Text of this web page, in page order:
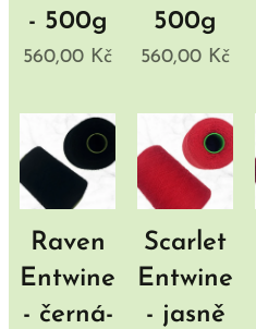
- 500g
560,00 Kč
500g
560,00 Kč
Raven
Entwine
- černá-
Scarlet
Entwine
- jasně